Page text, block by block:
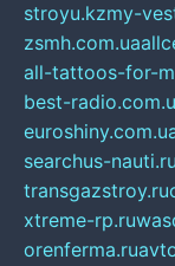
stroyu.kzmy-
zsmh.com.ua
all-tattoos-for-
best-
searchus-nauti.ru
transgazstroy.ru
xtreme-rp.ru
orenferma.ru